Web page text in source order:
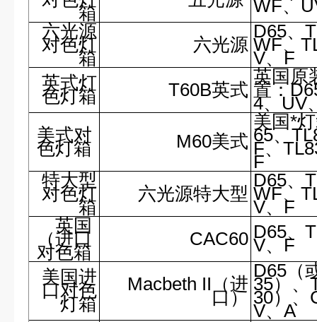
箱
WF、
六光源
对色灯
箱
六光源
D65、
WF、
V、F
英式灯
色灯箱 T60B英式
英国原
置：
4、UV
美式对
色灯箱 M60美式
美国*
65、
F、
F
特大型
对色灯
箱
六光源特大型
D65、
WF、
V、F
英国
（进口
对色箱
CAC60 D65、
V、F
美国进
口对色
灯箱
Macbeth II（进
口）
D65（
35）、
30）、
V、A